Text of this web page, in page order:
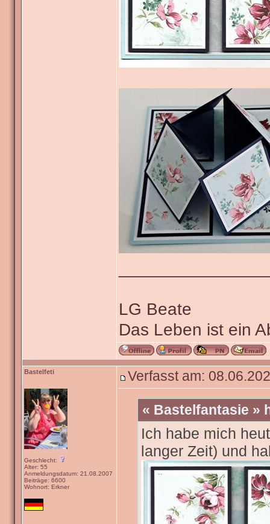
LG Beate
Das Leben ist ein
Bastelfeti
Geschlecht:
Alter: 55
Anmeldungsdatum: 21.08.2007
Beiträge: 6600
Wohnort: Erkner
Verfasst am:
« Bastelfantasie »
Ich habe mich
langer Zeit) und